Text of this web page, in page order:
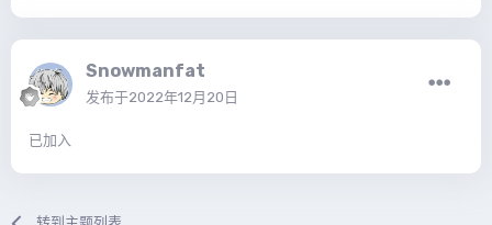
Snowmanfat
发布于2022年12月20日
已加入